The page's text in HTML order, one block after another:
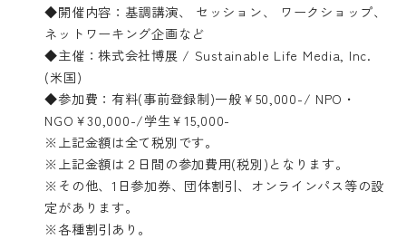
◆開催内容：基調講演、 セッション、 ワークショップ、
ネットワーキング企画など
◆主催：株式会社博展 / Sustainable Life Media, Inc.
(米国)
◆参加費：有料(事前登録制)一般￥50,000-/ NPO・
NGO￥30,000-/学生￥15,000-
※上記金額は全て税別です。
※上記金額は２日間の参加費用(税別)となります。
※その他、1日参加券、団体割引、オンラインパス等の設
定があります。
※各種割引あり。